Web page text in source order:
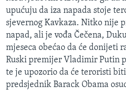
upućuju da iza napada stoje
sjevernog Kavkaza. Nitko nije
napad, ali je vođa Čečena,
mjeseca obećao da će donijeti
Ruski premijer Vladimir Putin
te je upozorio da će teroristi
predsjednik Barack Obama